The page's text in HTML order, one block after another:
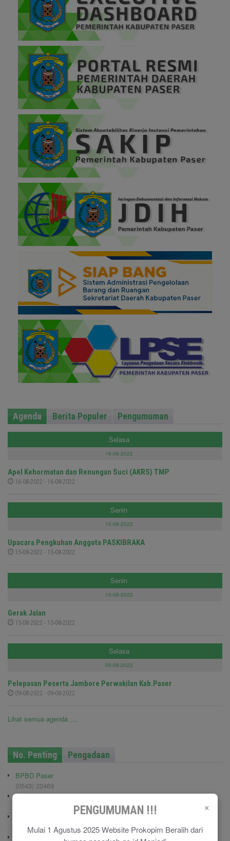
×
PENGUMUMAN !!!
Mulai 1 Agustus 2025 Website Prokopim Beralih dari
Agenda Berita Populer Pengumuman
Selasa
16-08-2022
Apel Kehormatan dan Renungan Suci (AKRS) TMP
16-08-2022 - 16-08-2022
Senin
15-08-2022
Upacara Pengkuhan Anggota PASKIBRAKA
15-08-2022 - 15-08-2022
Senin
15-08-2022
Gerak Jalan
15-08-2022 - 15-08-2022
Selasa
09-08-2022
Pelepasan Peserta Jambore Perwakilan Kab.Paser
09-08-2022 - 09-08-2022
Lihat semua agenda ....
No. Penting Pengadaan
BPBD Paser
(0543) 22469
Kodim 0904/TNG
Pemadam Kebakaran
(0543) 21113
Polisi Pamong Praja (Satpol PP)